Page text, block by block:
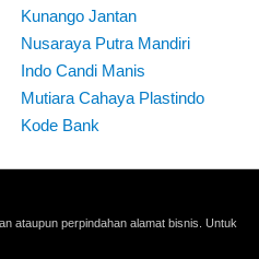
Kunango Jantan
Nusaraya Putra Mandiri
Indo Candi Manis
Mutiara Cahaya Plastindo
Kode Bank
ataupun perpindahan alamat bisnis. Untuk